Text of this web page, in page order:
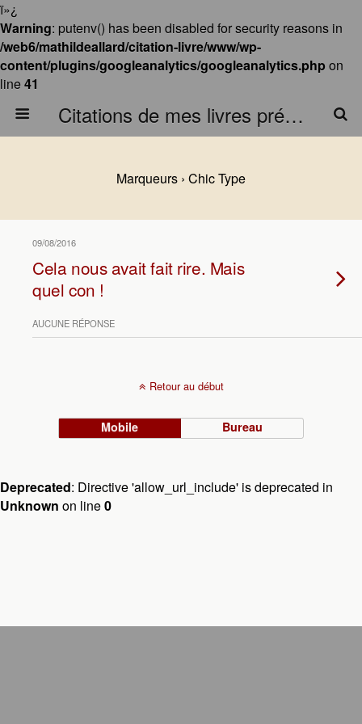
ï»¿
Warning: putenv() has been disabled for security reasons in
/web6/mathildeallard/citation-livre/www/wp-
content/plugins/googleanalytics/googleanalytics.php on
line41
Citations de mes livres préférés
Marqueurs › Chic Type
09/08/2016
Cela nous avait fait rire. Mais
quel con !
AUCUNE RÉPONSE
Retour au début
Mobile Bureau
Deprecated: Directive 'allow_url_include' is deprecated in
Unknown on line0